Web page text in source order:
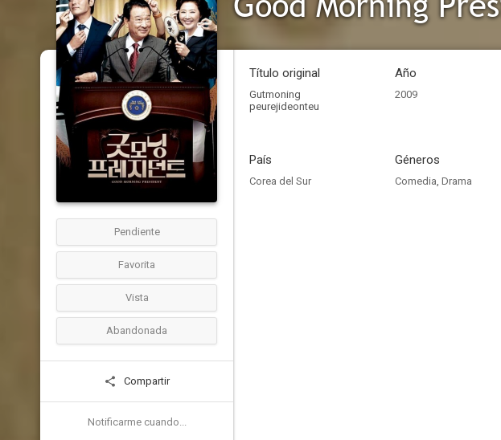
Pendiente
Favorita
Vista
Abandonada
Compartir
Notificarme cuando...
Título original
Gutmoning
peurejideonteu
Año
2009
País
Corea del Sur
Géneros
Comedia, Drama